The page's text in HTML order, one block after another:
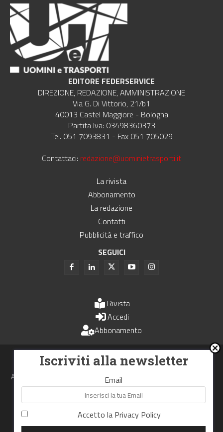
EDITORE FEDERSERVICE
DIREZIONE, REDAZIONE, AMMINISTRAZIONE
Via G. Di Vittorio, 21/b1
40013 Castel Maggiore - Bologna
Partita Iva: 03498360373
Tel. 051 7093831 - Fax 051 705029
Contattaci: redazione@uominietrasporti.it
La rivista
Abbonamento
La redazione
Contatti
Pubblicità e traffico
SEGUICI
Rivista
Accedi
Abbonamento
Uomini e Trasporti è un periodico associato all'Unione Stampa
Periodica Italiana - USPI
Autorizzazione del Tribunale di Bologna N.4993 del 15 giugno 1982
Webdesign made inNowhere
RIPRODUZIONE RISERVATA Privacy Policy Cookie Policy
Termini e Condizioni di utilizzo
Iscriviti alla newsletter
Email
Accetto la Privacy Policy